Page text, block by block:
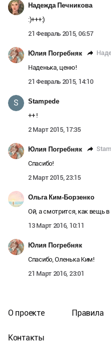
Надежда Печникова
:)+++:)
21 Февраль 2015, 06:57
Юлия Погребняк
Наденька, ценю!
21 Февраль 2015, 14:10
S Stampede
++ !
2 Март 2015, 17:35
Юлия Погребняк
Спасибо!
2 Март 2015, 23:15
Ольга Ким-Борзенко
Ой, а смотрится, как вещь
13 Март 2016, 10:11
Юлия Погребняк
Спасибо, Оленька Ким!
21 Март 2016, 23:01
О проекте Правила
Контакты